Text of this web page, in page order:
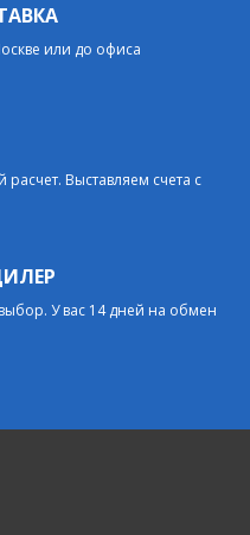
или до офиса
Выставляем счета с
У вас 14 дней на обмен